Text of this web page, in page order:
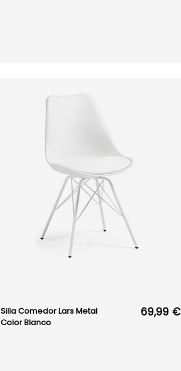
Silla Comedor Lars Metal
Color Blanco
69,99 €